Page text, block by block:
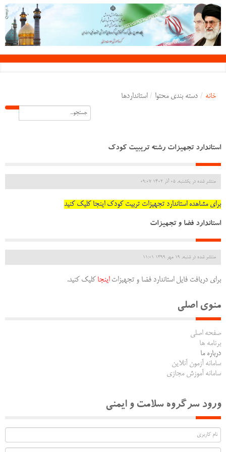
خانه / دسته بندی محتوا / استانداردها
استاندارد تجهیزات رشته تریبیت کودک
منتشر شده در یکشنبه, 05 آذر 1402 09:07
برای مشاهده استاندارد تجهیزات تربیت کودک اینجا کلیک کنید
استاندارد فضا و تجهیزات
منتشر شده در شنبه, 19 مهر 1399 11:01
برای دریافت فایل استاندارد فضا و تجهیزات اینجا کلیک کنید.
منوی اصلی
صفحه اصلی
برنامه ها
درباره ما
سامانه آزمون آنلاین
سامانه آموزش مجازی
ورود سرگروه سلامت و ایمنی